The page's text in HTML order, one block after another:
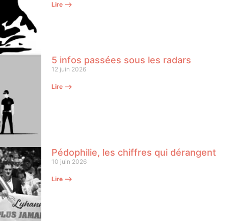
Lire ⟶
5 infos passées sous les radars
12 juin 2026
Lire ⟶
Pédophilie, les chiffres qui dérangent
10 juin 2026
Lire ⟶